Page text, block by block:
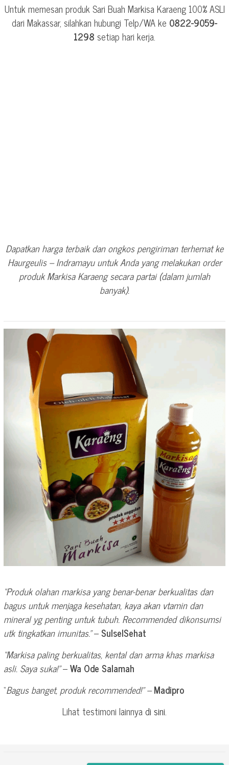
Untuk memesan produk Sari Buah Markisa Karaeng 100% ASLI
dari Makassar, silahkan hubungi Telp/WA ke 0822-9059-
1298 setiap hari kerja.
Dapatkan harga terbaik dan ongkos pengiriman terhemat ke
Haurgeulis – Indramayu untuk Anda yang melakukan order
produk Markisa Karaeng secara partai (dalam jumlah
banyak).
“Produk olahan markisa yang benar-benar berkualitas dan
bagus untuk menjaga kesehatan, kaya akan vtamin dan
mineral yg penting untuk tubuh. Recommended dikonsumsi
utk tingkatkan imunitas.”–SulselSehat
“Markisa paling berkualitas, kental dan arma khas markisa
asli. Saya suka!”–Wa Ode Salamah
“Bagus banget, produk recommended!” –Madipro
Lihat testimoni lainnyadi sini.